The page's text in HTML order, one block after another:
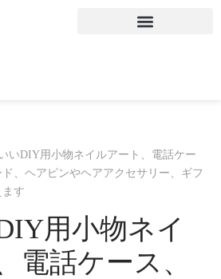
いDIY用小物ネイルアート、電話ケー
、ヘアピンやヘアアクセサリー、ギフ
ます
用小物ネイ
電話ケース、